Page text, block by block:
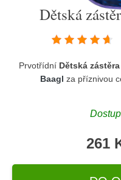
Dětská
Prvotřídní Dětská
Baagl za příznivou
261